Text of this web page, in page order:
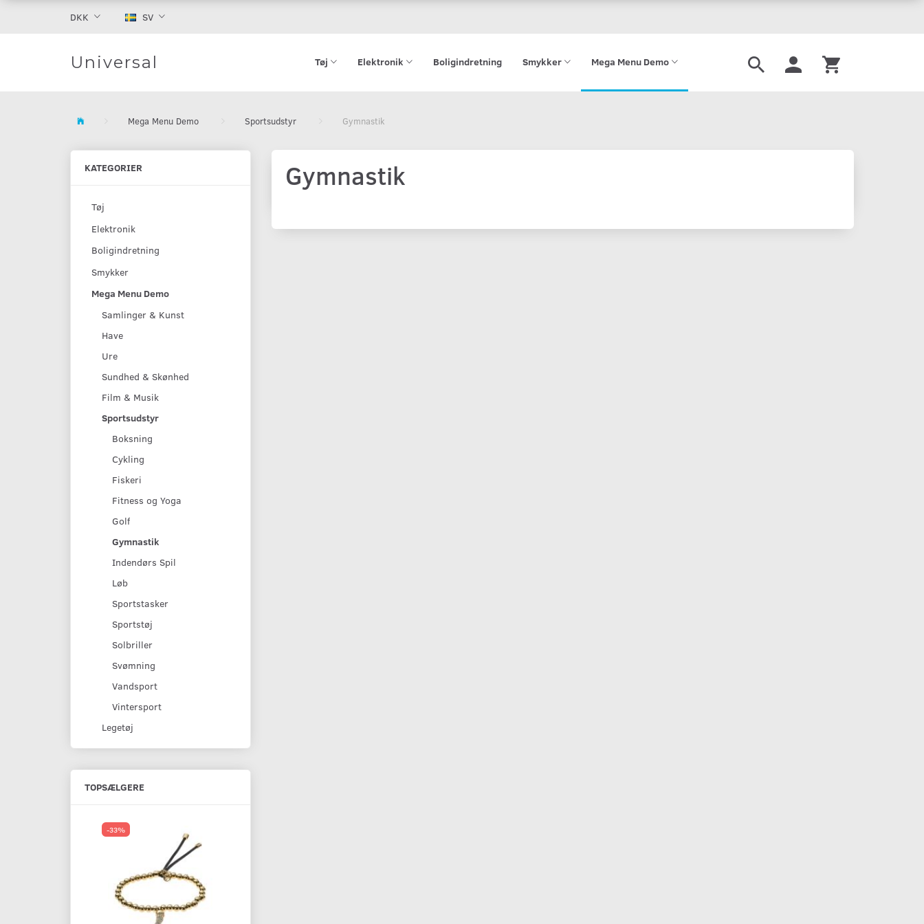
DKK SV
Universal Tøj Elektronik Boligindretning Smykker Mega Menu Demo
Mega Menu Demo Sportsudstyr Gymnastik
KATEGORIER
Tøj
Elektronik
Boligindretning
Smykker
Mega Menu Demo
Samlinger & Kunst
Have
Ure
Sundhed & Skønhed
Film & Musik
Sportsudstyr
Boksning
Cykling
Fiskeri
Fitness og Yoga
Golf
Gymnastik
Indendørs Spil
Løb
Sportstasker
Sportstøj
Solbriller
Svømning
Vandsport
Vintersport
Legetøj
TOPSÆLGERE
-33%
Gymnastik